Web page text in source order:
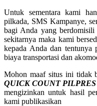
Untuk sementara kami
pilkada, SMS Kampanye,
bagi Anda yang
sekitarnya maka kami
kepada Anda dan tentunya
biaya transportasi dan
Mohon maaf situs ini tidak
QUICK COUNT PILPRES
mengizinkan untuk hasil
kami publikasikan